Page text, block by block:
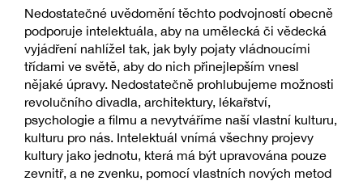
Nedostatečné uvědomění těchto podvojností obecně
podporuje intelektuála, aby na umělecká či vědecká
vyjádření nahlížel tak, jak byly pojaty vládnoucími
třídami ve světě, aby do nich přinejlepším vnesl
nějaké úpravy. Nedostatečně prohlubujeme možnosti
revolučního divadla, architektury, lékařství,
psychologie a filmu a nevytváříme naší vlastní kulturu,
kulturu pro nás. Intelektuál vnímá všechny projevy
kultury jako jednotu, která má být upravována pouze
zevnitř, a ne zvenku, pomocí vlastních nových metod